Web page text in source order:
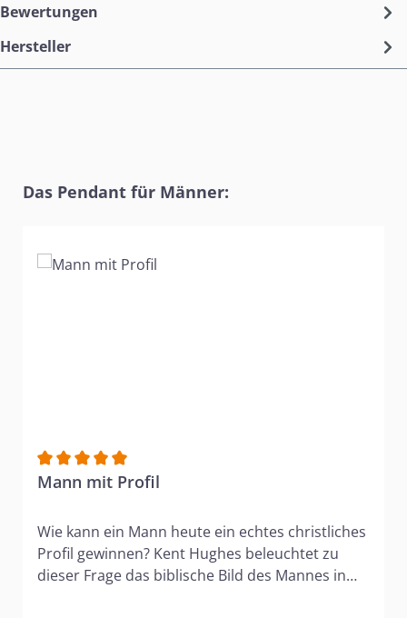
Bewertungen
Hersteller
Produktgalerie überspringen
Das Pendant für Männer:
Durchschnittliche Bewertung von 5 von 5 Sternen
Mann mit Profil
Wie kann ein Mann heute ein echtes christliches
Profil gewinnen? Kent Hughes beleuchtet zu
dieser Frage das biblische Bild des Mannes in